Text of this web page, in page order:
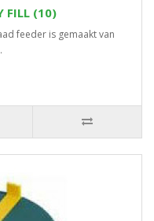
FILL (10)
feeder is gemaakt van